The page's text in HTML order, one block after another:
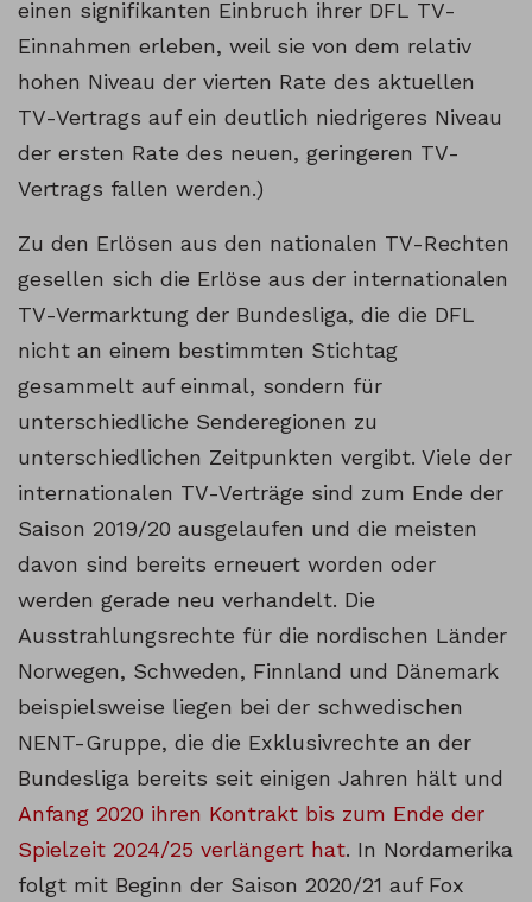
einen signifikanten Einbruch ihrer DFL TV-
Einnahmen erleben, weil sie von dem relativ
hohen Niveau der vierten Rate des aktuellen
TV-Vertrags auf ein deutlich niedrigeres Niveau
der ersten Rate des neuen, geringeren TV-
Vertrags fallen werden.)
Zu den Erlösen aus den nationalen TV-Rechten
gesellen sich die Erlöse aus der internationalen
TV-Vermarktung der Bundesliga, die die DFL
nicht an einem bestimmten Stichtag
gesammelt auf einmal, sondern für
unterschiedliche Senderegionen zu
unterschiedlichen Zeitpunkten vergibt. Viele der
internationalen TV-Verträge sind zum Ende der
Saison 2019/20 ausgelaufen und die meisten
davon sind bereits erneuert worden oder
werden gerade neu verhandelt. Die
Ausstrahlungsrechte für die nordischen Länder
Norwegen, Schweden, Finnland und Dänemark
beispielsweise liegen bei der schwedischen
NENT-Gruppe, die die Exklusivrechte an der
Bundesliga bereits seit einigen Jahren hält und
Anfang 2020 ihren Kontrakt bis zum Ende der
Spielzeit 2024/25 verlängert hat. In Nordamerika
folgt mit Beginn der Saison 2020/21 auf Fox